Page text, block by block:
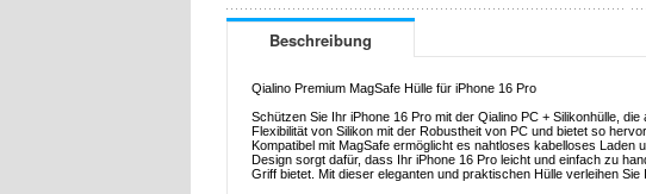
Beschreibung
Qialino Premium MagSafe Hülle für iPhone 16 Pro
Schützen Sie Ihr iPhone 16 Pro mit der Qialino PC + Silikonhülle,
Flexibilität von Silikon mit der Robustheit von PC und bietet so
Kompatibel mit MagSafe ermöglicht es nahtloses kabelloses
Design sorgt dafür, dass Ihr iPhone 16 Pro leicht und einfach zu
Griff bietet. Mit dieser eleganten und praktischen Hülle verleihen Sie